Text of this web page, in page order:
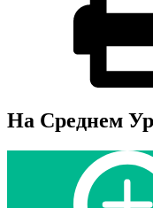
На Среднем